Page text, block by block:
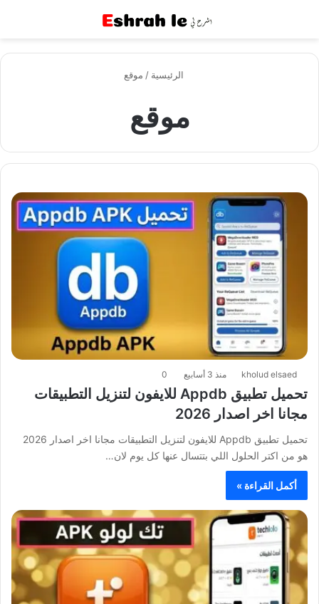
الرئيسية / موقع
موقع
kholud elsaed منذ 3 أسابيع 0
تحميل تطبيق Appdb للايفون لتنزيل التطبيقات
مجانا اخر اصدار 2026
تحميل تطبيق Appdb للايفون لتنزيل التطبيقات مجانا اخر اصدار 2026
هو من اكتر الحلول اللي بتتسال عنها كل يوم لان…
أكمل القراءة »